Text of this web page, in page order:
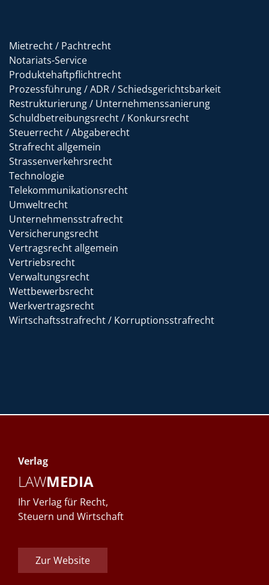
Mietrecht / Pachtrecht
Notariats-Service
Produktehaftpflichtrecht
Prozessführung / ADR / Schiedsgerichtsbarkeit
Restrukturierung / Unternehmenssanierung
Schuldbetreibungsrecht / Konkursrecht
Steuerrecht / Abgaberecht
Strafrecht allgemein
Strassenverkehrsrecht
Technologie
Telekommunikationsrecht
Umweltrecht
Unternehmensstrafrecht
Versicherungsrecht
Vertragsrecht allgemein
Vertriebsrecht
Verwaltungsrecht
Wettbewerbsrecht
Werkvertragsrecht
Wirtschaftsstrafrecht / Korruptionsstrafrecht
Verlag
LAWMEDIA
Ihr Verlag für Recht,
Steuern und Wirtschaft
Zur Website